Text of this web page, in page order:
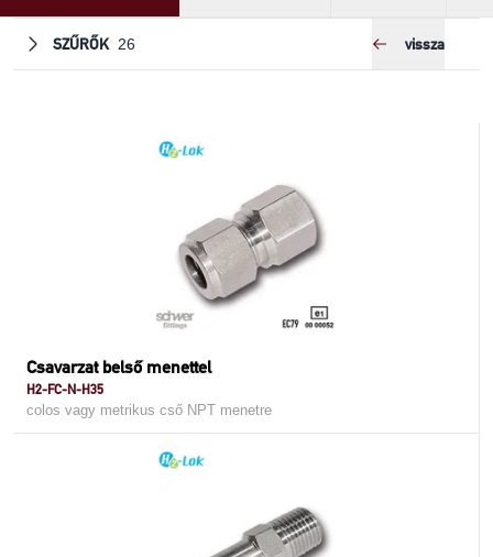
SZŰRŐK 26 vissza
Csavarzat belső menettel
H2-FC-N-H35
colos vagy metrikus cső NPT menetre